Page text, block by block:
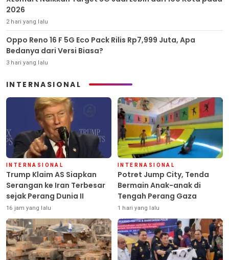
2026
2 hari yang lalu
Oppo Reno 16 F 5G Eco Pack Rilis Rp7,999 Juta, Apa
Bedanya dari Versi Biasa?
3 hari yang lalu
INTERNASIONAL
INTERNASIONAL
Trump Klaim AS Siapkan
Serangan ke Iran Terbesar
sejak Perang Dunia II
16 jam yang lalu
INTERNASIONAL
Potret Jump City, Tenda
Bermain Anak-anak di
Tengah Perang Gaza
1 hari yang lalu